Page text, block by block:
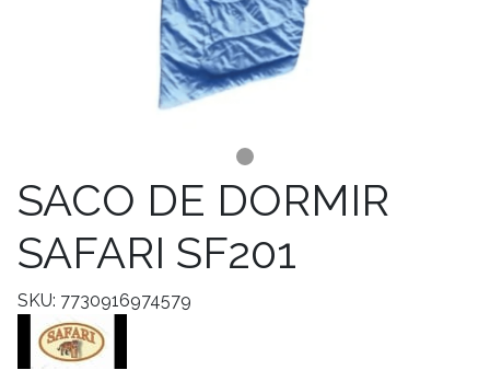
SACO DE DORMIR
SAFARI SF201
SKU: 7730916974579